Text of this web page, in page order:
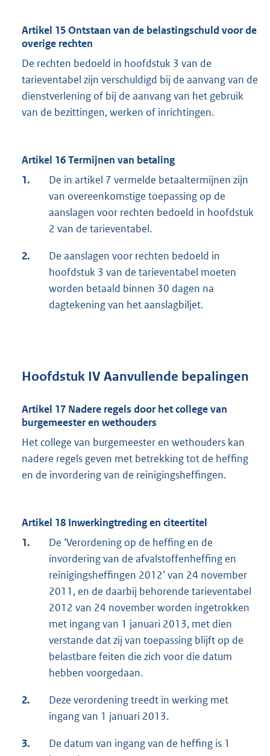
Artikel 15 Ontstaan van de belastingschuld voor de
overige rechten
De rechten bedoeld in hoofdstuk 3 van de
tarieventabel zijn verschuldigd bij de aanvang van de
dienstverlening of bij de aanvang van het gebruik
van de bezittingen, werken of inrichtingen.
Artikel 16 Termijnen van betaling
1.
De in artikel 7 vermelde betaaltermijnen zijn
van overeenkomstige toepassing op de
aanslagen voor rechten bedoeld in hoofdstuk
2 van de tarieventabel.
2.
De aanslagen voor rechten bedoeld in
hoofdstuk 3 van de tarieventabel moeten
worden betaald binnen 30 dagen na
dagtekening van het aanslagbiljet.
Hoofdstuk IV Aanvullende bepalingen
Artikel 17 Nadere regels door het college van
burgemeester en wethouders
Het college van burgemeester en wethouders kan
nadere regels geven met betrekking tot de heffing
en de invordering van de reinigingsheffingen.
Artikel 18 Inwerkingtreding en citeertitel
1.
De ‘Verordening op de heffing en de
invordering van de afvalstoffenheffing en
reinigingsheffingen 2012’ van 24 november
2011, en de daarbij behorende tarieventabel
2012 van 24 november worden ingetrokken
met ingang van 1 januari 2013, met dien
verstande dat zij van toepassing blijft op de
belastbare feiten die zich voor die datum
hebben voorgedaan.
2.
Deze verordening treedt in werking met
ingang van 1 januari 2013.
3.
De datum van ingang van de heffing is 1